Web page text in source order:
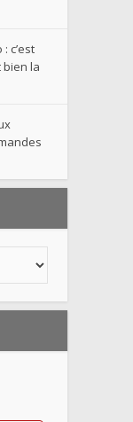
c’est
bien la